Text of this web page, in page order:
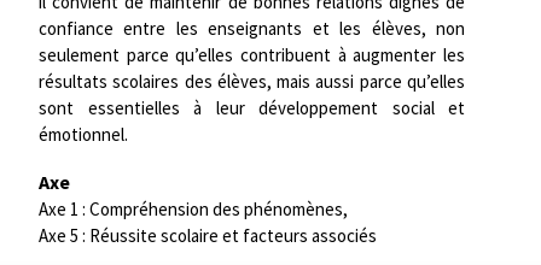
confiance entre les enseignants et les élèves, non
seulement parce qu’elles contribuent à augmenter les
résultats scolaires des élèves, mais aussi parce qu’elles
sont essentielles à leur développement social et
émotionnel.
Axe
Axe 1 : Compréhension des phénomènes,
Axe 5 : Réussite scolaire et facteurs associés